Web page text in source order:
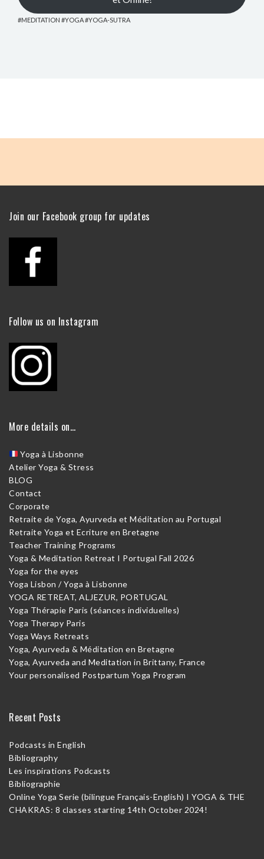
MEDITATION YOGA YOGA-SUTRA
Join our Facebook group for updates
Follow us on Instagram
More details on…
Yoga à Lisbonne
Atelier Yoga & Stress
BLOG
Contact
Corporate
Retraite de Yoga, Ayurveda et Méditation au Portugal
Retraite Yoga et Ecriture en Bretagne
Teacher Training Programs
Yoga & Meditation Retreat I Portugal Fall 2026
Yoga for the eyes
Yoga Lisbon / Yoga à Lisbonne
YOGA RETREAT, ALJEZUR, PORTUGAL
Yoga Thérapie Paris (séances individuelles)
Yoga Therapy Paris
Yoga Ways Retreats
Yoga, Ayurveda & Méditation en Bretagne
Yoga, Ayurveda and Meditation in Brittany, France
Your personalised Postpartum Yoga Program
Recent Posts
Podcasts in English
Bibliography
Les inspirations Podcasts
Bibliographie
Online Yoga Serie (bilingue Français-English) I YOGA & THE
CHAKRAS: 8 classes starting 14th October 2024!